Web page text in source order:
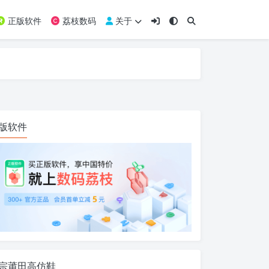
正版软件 荔枝数码 关于
软件
莆田高仿鞋